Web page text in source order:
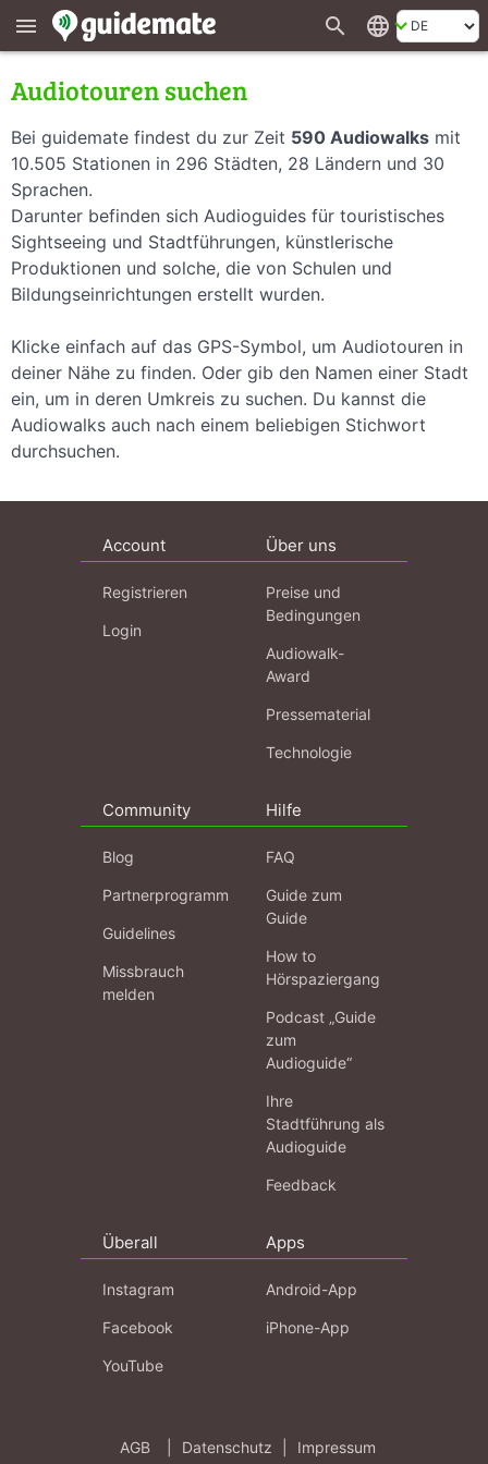
menu search language
Audiotouren suchen
Bei guidemate findest du zur Zeit 590 Audiowalks mit
10.505 Stationen in 296 Städten, 28 Ländern und 30
Sprachen.
Darunter befinden sich Audioguides für touristisches
Sightseeing und Stadtführungen, künstlerische
Produktionen und solche, die von Schulen und
Bildungseinrichtungen erstellt wurden.
Klicke einfach auf das GPS-Symbol, um Audiotouren in
deiner Nähe zu finden. Oder gib den Namen einer Stadt
ein, um in deren Umkreis zu suchen. Du kannst die
Audiowalks auch nach einem beliebigen Stichwort
durchsuchen.
Account
Registrieren
Login
Über uns
Preise und
Bedingungen
Audiowalk-
Award
Pressematerial
Technologie
Community
Blog
Partnerprogramm
Guidelines
Missbrauch
melden
Hilfe
FAQ
Guide zum
Guide
How to
Hörspaziergang
Podcast „Guide
zum
Audioguide“
Ihre
Stadtführung als
Audioguide
Feedback
Überall
Instagram
Facebook
YouTube
Apps
Android-App
iPhone-App
AGB Datenschutz Impressum